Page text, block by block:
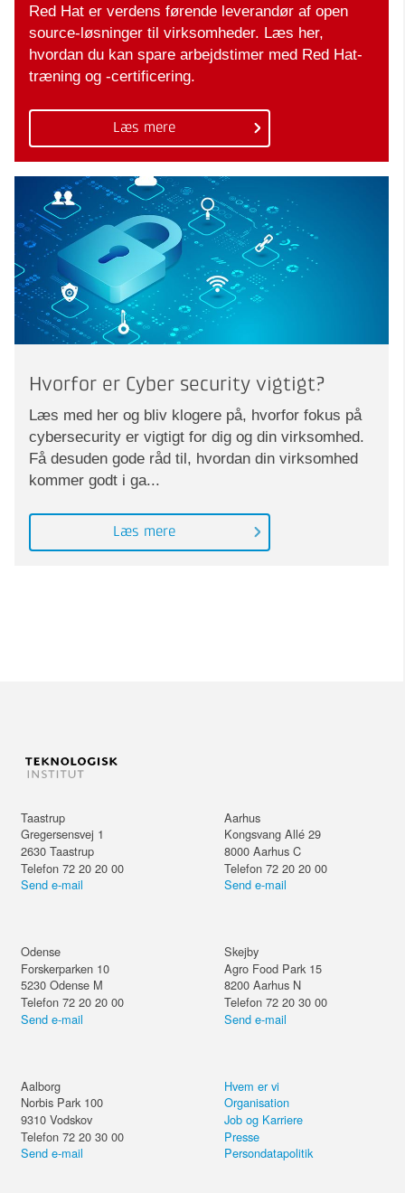
Red Hat er verdens førende leverandør af open
source-løsninger til virksomheder. Læs her,
hvordan du kan spare arbejdstimer med Red Hat-
træning og -certificering.
Læs mere
Hvorfor er Cyber security vigtigt?
Læs med her og bliv klogere på, hvorfor fokus på
cybersecurity er vigtigt for dig og din virksomhed.
Få desuden gode råd til, hvordan din virksomhed
kommer godt i ga...
Læs mere
Taastrup
Gregersensvej 1
2630 Taastrup
Telefon 72 20 20 00
Send e-mail
Aarhus
Kongsvang Allé 29
8000 Aarhus C
Telefon 72 20 20 00
Send e-mail
Odense
Forskerparken 10
5230 Odense M
Telefon 72 20 20 00
Send e-mail
Skejby
Agro Food Park 15
8200 Aarhus N
Telefon 72 20 30 00
Send e-mail
Aalborg
Norbis Park 100
9310 Vodskov
Telefon 72 20 30 00
Send e-mail
Hvem er vi
Organisation
Job og Karriere
Presse
Persondatapolitik